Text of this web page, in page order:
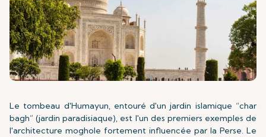
Le tombeau d'Humayun, entouré d'un jardin islamique “char
bagh” (jardin paradisiaque), est l'un des premiers exemples de
l'architecture moghole fortement influencée par la Perse. Le